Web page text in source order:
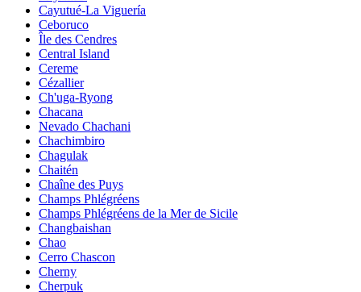
Cayutué-La Viguería
Ceboruco
Île des Cendres
Central Island
Cereme
Cézallier
Ch'uga-Ryong
Chacana
Nevado Chachani
Chachimbiro
Chagulak
Chaitén
Chaîne des Puys
Champs Phlégréens
Champs Phlégréens de la Mer de Sicile
Changbaishan
Chao
Cerro Chascon
Cherny
Cherpuk